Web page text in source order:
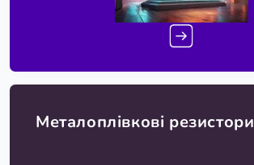
Металоплівкові резистори